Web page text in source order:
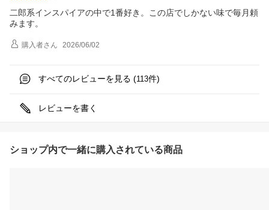
二郎系インスパイアの中で1番好き。この店でしかない味で毎月頼
みます。
購入者さん 2026/06/02
すべてのレビューを見る (113件)
レビューを書く
ショップ内で一緒に購入されている商品